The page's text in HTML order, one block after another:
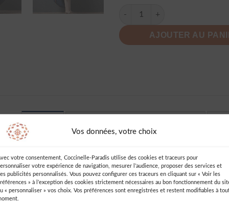
Vos données, votre choix
votre consentement, Coccinelle-Paradis utilise des cookies et traceurs pour
votre expérience de navigation, mesurer l’audience, proposer des services et
publicités personnalisés. Vous pouvez configurer ces traceurs en cliquant sur « Voir les
» à l’exception des cookies strictement nécessaires au bon fonctionnement du
« personnaliser » vos choix. Vos préférences sont enregistrées et restent modifiables à
quantité de Robe Longue A
AJOUTER AU
Ajouter un Avis
Vous devez êtreconnectépour